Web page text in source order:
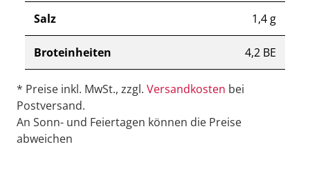
Salz 1,4 g
Broteinheiten 4,2 BE
* Preise inkl. MwSt., zzgl. Versandkosten bei
Postversand.
An Sonn- und Feiertagen können die Preise
abweichen